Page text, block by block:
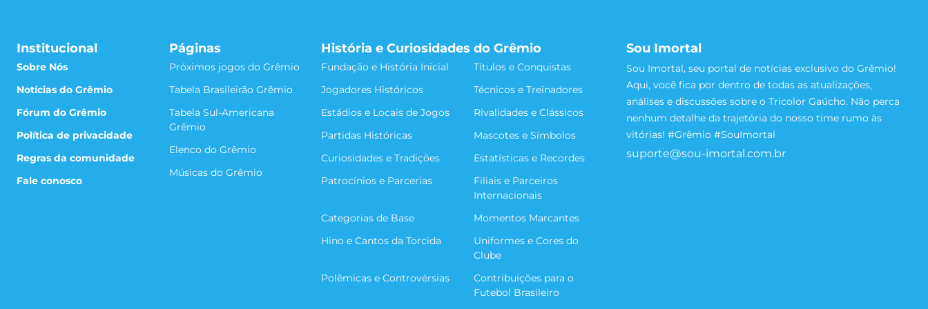
Institucional
Sobre Nós
Notícias do Grêmio
Fórum do Grêmio
Política de privacidade
Regras da comunidade
Fale conosco
Páginas
Próximos jogos do Grêmio
Tabela Brasileirão Grêmio
Tabela Sul-Americana
Grêmio
Elenco do Grêmio
Músicas do Grêmio
História e Curiosidades do Grêmio
Fundação e História Inicial
Títulos e Conquistas
Jogadores Históricos
Técnicos e Treinadores
Estádios e Locais de Jogos
Rivalidades e Clássicos
Partidas Históricas
Mascotes e Símbolos
Curiosidades e Tradições
Estatísticas e Recordes
Patrocínios e Parcerias
Filiais e Parceiros
Internacionais
Categorias de Base
Momentos Marcantes
Hino e Cantos da Torcida
Uniformes e Cores do
Clube
Polêmicas e Controvérsias
Contribuições para o
Futebol Brasileiro
Sou Imortal
Sou Imortal, seu portal de notícias exclusivo do Grêmio!
Aqui, você fica por dentro de todas as atualizações,
análises e discussões sobre o Tricolor Gaúcho. Não perca
nenhum detalhe da trajetória do nosso time rumo às
vitórias! #Grêmio #SouImortal
suporte@sou-imortal.com.br